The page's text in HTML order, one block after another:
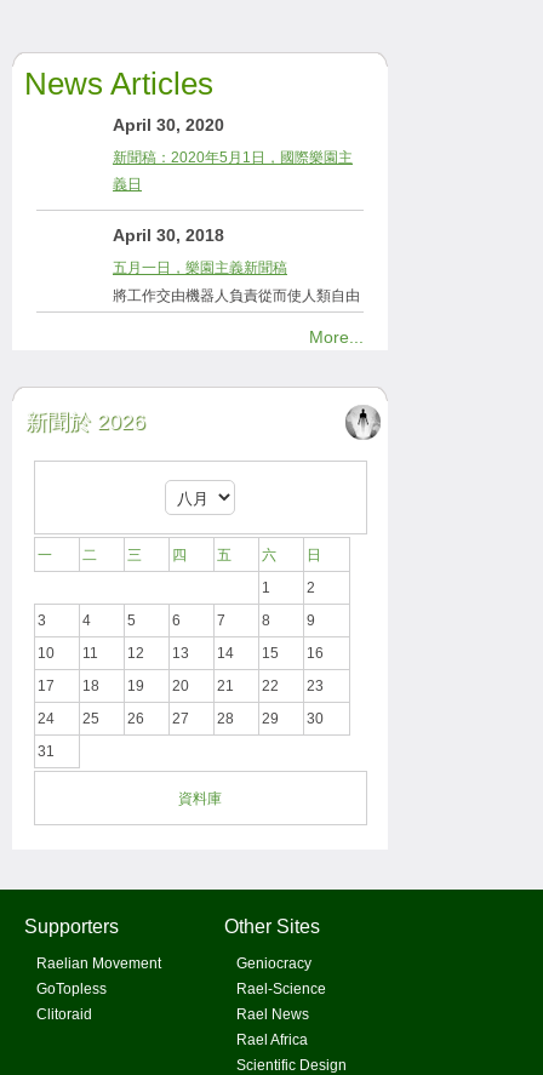
News Articles
April 30, 2020
新聞稿：2020年5月1日，國際樂園主
義日
April 30, 2018
五月一日，樂園主義新聞稿
將工作交由機器人負責從而使人類自由
More...
新聞於 2026
一 二 三 四 五 六
日
1
2
3
4 5 6 7 8
9
10
11 12 13 14 15
16
17
18 19 20 21 22
23
24
25 26 27 28 29
30
31
資料庫
Supporters
Raelian Movement
GoTopless
Clitoraid
Other Sites
Geniocracy
Rael-Science
Rael News
Rael Africa
Scientific Design